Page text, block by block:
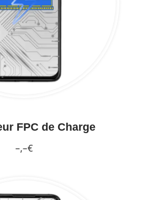
FPC de Charge
–,–€